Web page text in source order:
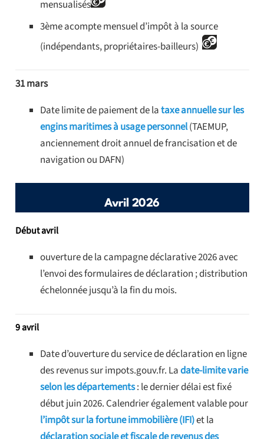
mensualisés
3ème acompte mensuel d’impôt à la source
(indépendants, propriétaires-bailleurs)
31 mars
Date limite de paiement de lataxe annuelle sur les
engins maritimes à usage personnel(TAEMUP,
anciennement droit annuel de francisation et de
navigation ou DAFN)
Avril 2026
Début avril
ouverture de la campagne déclarative 2026 avec
l’envoi des formulaires de déclaration ; distribution
échelonnée jusqu’à la fin du mois.
9 avril
Date d’ouverture du service de déclaration en ligne
des revenus sur impots.gouv.fr. Ladate-limite varie
selon les départements: le dernier délai est fixé
début juin 2026. Calendrier également valable pour
l’impôt sur la fortune immobilière (IFI)et la